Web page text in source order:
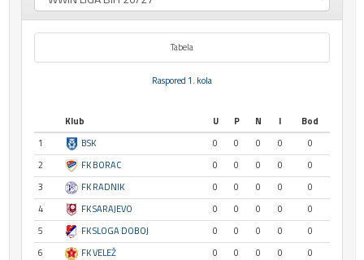
Tabela
Raspored 1. kola
Klub U P N I
Bod
1
BSK 0 0 0 0
0
2
FK BORAC 0 0 0 0
0
3
FK RADNIK 0 0 0 0
0
4
FK SARAJEVO 0 0 0 0
0
5
FK SLOGA DOBOJ 0 0 0 0
0
6
FK VELEŽ 0 0 0 0
0